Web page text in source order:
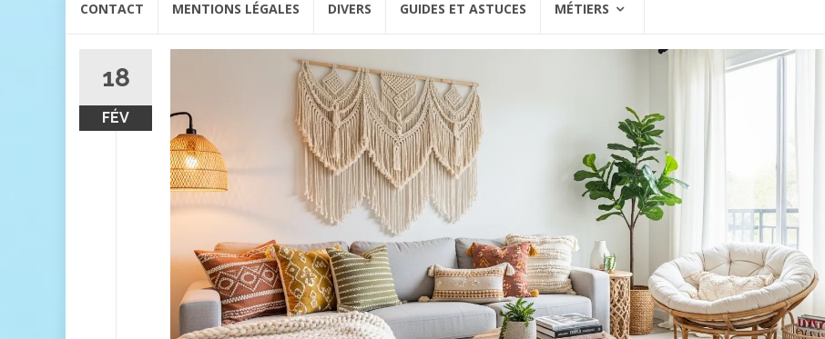
CONTACT MENTIONS LÉGALES DIVERS GUIDES ET ASTUCES MÉTIERS
18
FÉV